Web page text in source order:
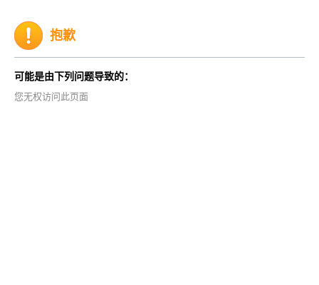
抱歉
可能是由下列问题导致的：
您无权访问此页面